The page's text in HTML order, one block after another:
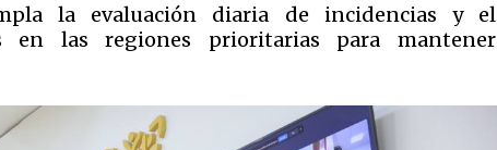
la evaluación diaria de incidencias y el
en las regiones prioritarias para mantener